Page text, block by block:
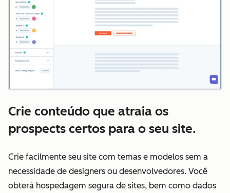
Crie conteúdo que atraia os
prospects certos para o seu site.
Crie facilmente seu site com temas e modelos sem a
necessidade de designers ou desenvolvedores. Você
obterá hospedagem segura de sites, bem como dados